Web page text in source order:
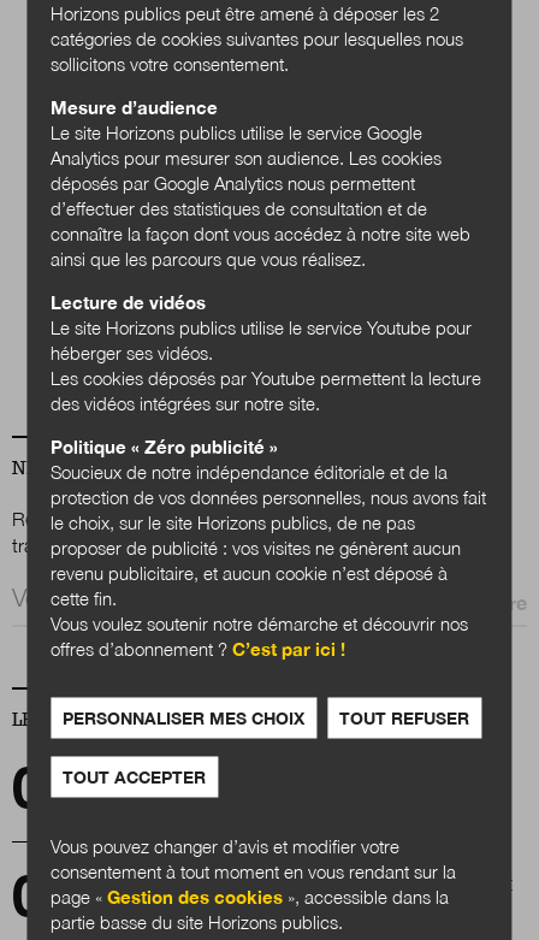
Quels services
publics en 2040 ?
Acheter
NEWSLETTER
Renseignez votre email afin de suivre l'actualité de la
transformation publique.
Email *
LES PLUS LUS
Action économique des collectivités
territoriales : l'heure des ruptures ?
Les plans de transformation ministérielle sont
lancés
Horizons publics peut être amené à déposer les 2
catégories de cookies suivantes pour lesquelles nous
sollicitons votre consentement.
Mesure d’audience
Le site Horizons publics utilise le service Google
Analytics pour mesurer son audience. Les cookies
déposés par Google Analytics nous permettent
d’effectuer des statistiques de consultation et de
connaître la façon dont vous accédez à notre site web
ainsi que les parcours que vous réalisez.
Lecture de vidéos
Le site Horizons publics utilise le service Youtube pour
héberger ses vidéos.
Les cookies déposés par Youtube permettent la lecture
des vidéos intégrées sur notre site.
Politique « Zéro publicité »
Soucieux de notre indépendance éditoriale et de la
protection de vos données personnelles, nous avons fait
le choix, sur le site Horizons publics, de ne pas
proposer de publicité : vos visites ne génèrent aucun
revenu publicitaire, et aucun cookie n’est déposé à
cette fin.
Vous voulez soutenir notre démarche et découvrir nos
offres d’abonnement ?C’est par ici !
PERSONNALISER MES CHOIX TOUT REFUSER
TOUT ACCEPTER
Vous pouvez changer d’avis et modifier votre
consentement à tout moment en vous rendant sur la
page «Gestion des cookies », accessible dans la
partie basse du site Horizons publics.